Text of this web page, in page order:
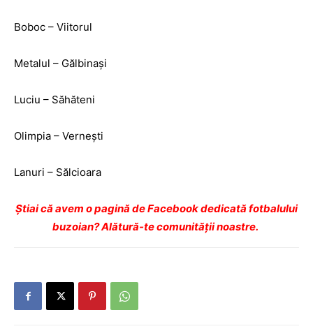
Boboc – Viitorul
Metalul – Gălbinași
Luciu – Săhăteni
Olimpia – Vernești
Lanuri – Sălcioara
Ştiai că avem o pagină de Facebook dedicată fotbalului
buzoian? Alătură-te comunității noastre.